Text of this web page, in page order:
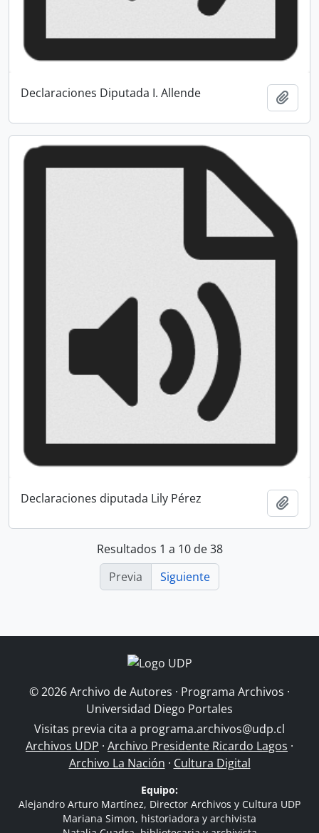
Declaraciones Diputada I. Allende
Declaraciones diputada Lily Pérez
Resultados 1 a 10 de 38
Previa
Siguiente
© 2026 Archivo de Autores · Programa Archivos ·
Universidad Diego Portales
Visitas previa cita a programa.archivos@udp.cl
Archivos UDP · Archivo Presidente Ricardo Lagos ·
Archivo La Nación · Cultura Digital
Equipo:
Alejandro Arturo Martínez, Director Archivos y Cultura UDP
Mariana Simon, historiadora y archivista